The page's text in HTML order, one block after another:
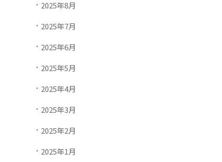
2025年8月
2025年7月
2025年6月
2025年5月
2025年4月
2025年3月
2025年2月
2025年1月